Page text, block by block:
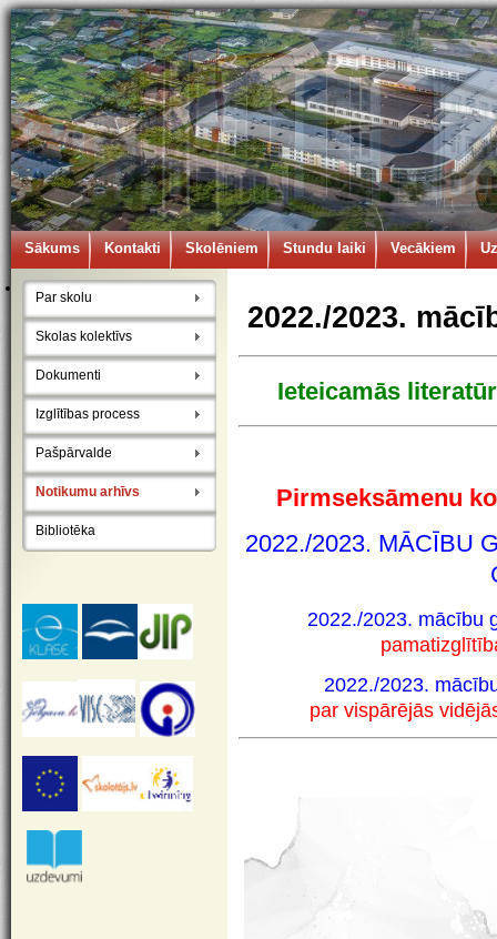
Sākums Kontakti Skolēniem Stundu laiki Vecākiem
Par skolu
Skolas kolektīvs
Dokumenti
Izglītības process
Pašpārvalde
Notikumu arhīvs
Bibliotēka
2022./2023.
Ieteicamās
Pirmseksāmenu
2022./2023. MĀCĪBU
2022./2023. mācību
2022./2023.
par vispārējās